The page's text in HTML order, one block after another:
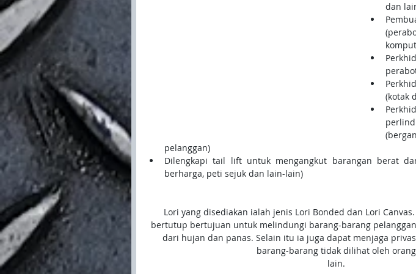
dan
(kotak
pelanggan)
Dilengkapi tail lift untuk mengangkut barangan berat
berharga, peti sejuk dan lain-lain)
Lori yang disediakan ialah jenis Lori Bonded dan Lori
bertutup bertujuan untuk melindungi barang-barang
dari hujan dan panas. Selain itu ia juga dapat menjaga
barang-barang tidak dilihat oleh orang
lain.